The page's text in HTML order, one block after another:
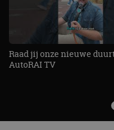
Raad jij onze nieuwe
AutoRAI TV